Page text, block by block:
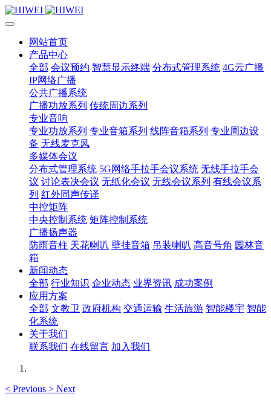
网站首页
产品中心
全部 会议预约 智慧显示终端 分布式管理系统 4G云广播
IP网络广播
公共广播系统
广播功放系列 传统周边系列
专业音响
专业功放系列 专业音箱系列 线阵音箱系列 专业周边设
备 无线麦克风
多媒体会议
分布式管理系统 5G网络手拉手会议系统 无线手拉手会
议 讨论表决会议 无纸化会议 无线会议系列 有线会议系
列 红外同声传译
中控矩阵
中央控制系统 矩阵控制系统
广播扬声器
防雨音柱 天花喇叭 壁挂音箱 吊装喇叭 高音号角 园林音
箱
新闻动态
全部 行业知识 企业动态 业界资讯 成功案例
应用方案
全部 文教卫 政府机构 交通运输 生活旅游 智能楼宇 智能
化系统
关于我们
联系我们 在线留言 加入我们
< Previous > Next